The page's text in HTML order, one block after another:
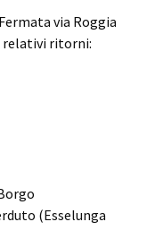
via Roggia
relativi ritorni:
(Esselunga